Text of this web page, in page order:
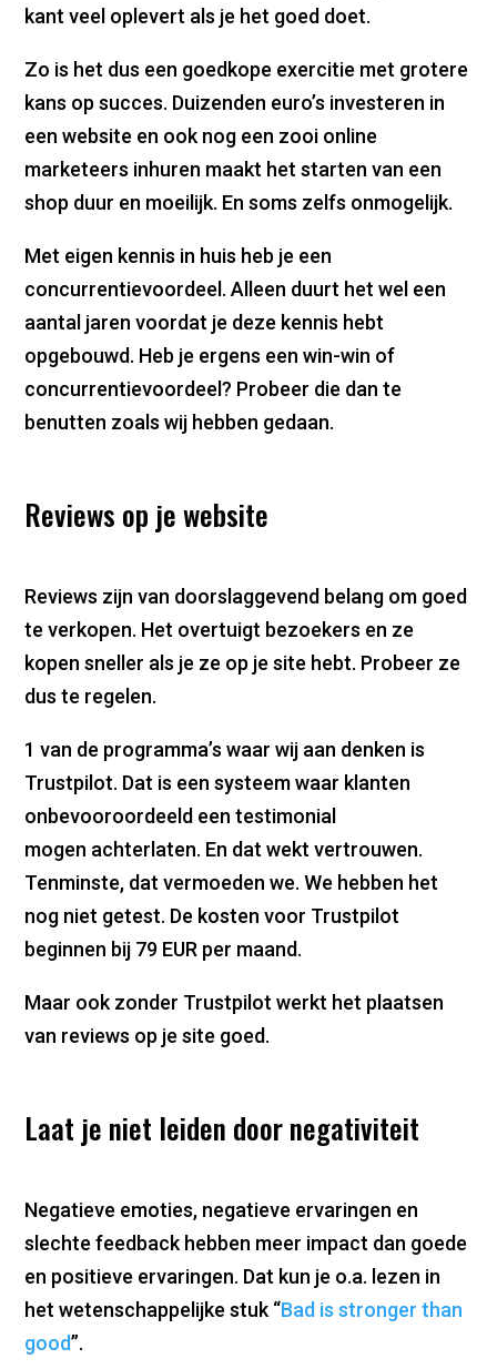
kant veel oplevert als je het goed doet.
Zo is het dus een goedkope exercitie met grotere
kans op succes. Duizenden euro’s investeren in
een website en ook nog een zooi online
marketeers inhuren maakt het starten van een
shop duur en moeilijk. En soms zelfs onmogelijk.
Met eigen kennis in huis heb je een
concurrentievoordeel. Alleen duurt het wel een
aantal jaren voordat je deze kennis hebt
opgebouwd. Heb je ergens een win-win of
concurrentievoordeel? Probeer die dan te
benutten zoals wij hebben gedaan.
Reviews op je website
Reviews zijn van doorslaggevend belang om goed
te verkopen. Het overtuigt bezoekers en ze
kopen sneller als je ze op je site hebt. Probeer ze
dus te regelen.
1 van de programma’s waar wij aan denken is
Trustpilot. Dat is een systeem waar klanten
onbevooroordeeld een testimonial
mogen achterlaten. En dat wekt vertrouwen.
Tenminste, dat vermoeden we. We hebben het
nog niet getest. De kosten voor Trustpilot
beginnen bij 79 EUR per maand.
Maar ook zonder Trustpilot werkt het plaatsen
van reviews op je site goed.
Laat je niet leiden door negativiteit
Negatieve emoties, negatieve ervaringen en
slechte feedback hebben meer impact dan goede
en positieve ervaringen. Dat kun je o.a. lezen in
het wetenschappelijke stuk “Bad is stronger than
good”.